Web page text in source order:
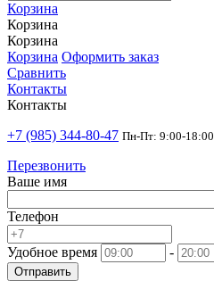
Корзина
Корзина
Корзина
Корзина Оформить заказ
Сравнить
Контакты
Контакты
+7 (985) 344-80-47 Пн-Пт: 9:00-18:00
Перезвонить
Ваше имя
Телефон
Удобное время -
Отправить